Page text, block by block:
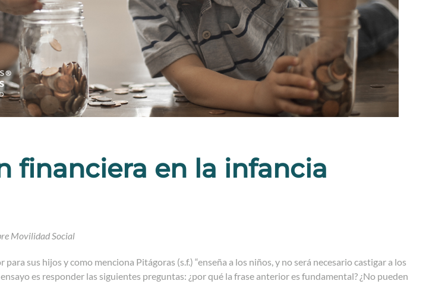
financiera en la infancia
Movilidad Social
sus hijos y como menciona Pitágoras (s.f.) “enseña a los niños, y no será necesario castigar a los
es responder las siguientes preguntas: ¿por qué la frase anterior es fundamental? ¿No pueden